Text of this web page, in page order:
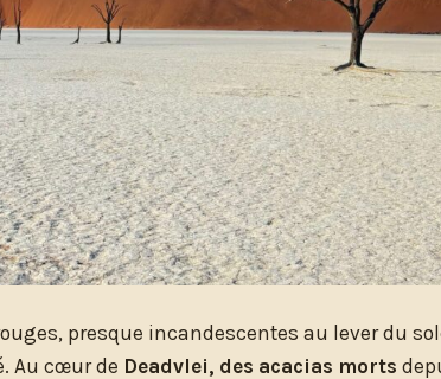
presque incandescentes au lever du
Au cœur de Deadvlei, des acacias morts